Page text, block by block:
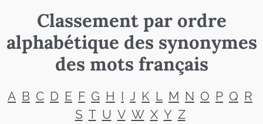
Classement par ordre
alphabétique des synonymes
des mots français
A B C D E F G H I J K L M N O P Q R
S T U V W X Y Z